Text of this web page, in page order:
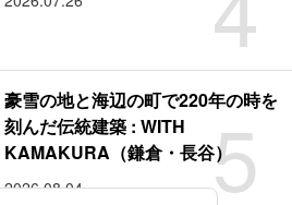
5
豪雪の地と海辺の町で220年の時を
刻んだ伝統建築 : WITH
KAMAKURA（鎌倉・長谷）
2026.08.04